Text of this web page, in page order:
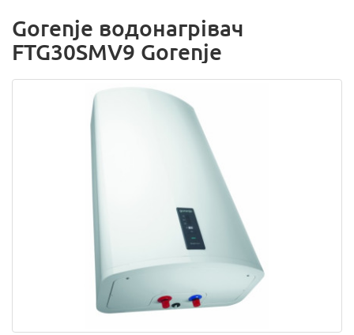
Gorenje водонагрівач
FTG30SMV9 Gorenje